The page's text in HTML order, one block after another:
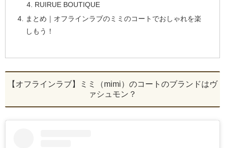
RUIRUE BOUTIQUE
まとめ｜オフラインラブのミミのコートでおしゃれを楽
しもう！
【オフラインラブ】ミミ（mimi）のコートのブランドはヴ
ァシュモン？